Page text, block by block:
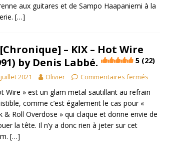
aux guitares et de Sampo Haapaniemi à la
[…]
[Chronique] – KIX – Hot Wire
by Denis Labbé.
5 (22)
2021 Olivier Commentaires fermés
Wire » est un glam metal sautillant au refrain
comme c’est également le cas pour «
& Roll Overdose » qui claque et donne envie de
la tête. Il n’y a donc rien à jeter sur cet
[…]